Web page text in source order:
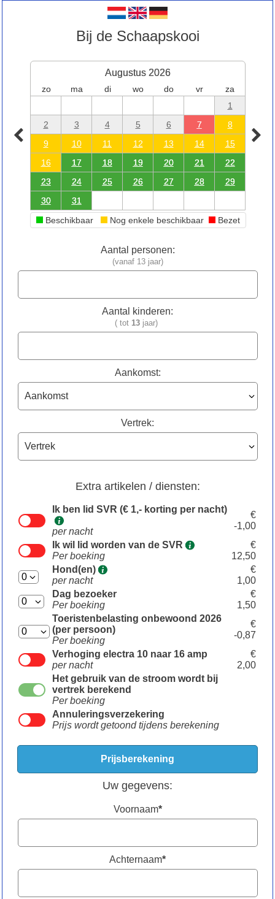
Bij de Schaapskooi
Augustus 2026
zo ma di wo do vr
za
1
2
3 4 5 6 7
8
9
10 11 12 13 14
15
16
17 18 19 20 21
22
23
24 25 26 27 28
29
30
31
Beschikbaar
Nog enkele beschikbaar Bezet
Aantal personen:
(vanaf 13 jaar)
Aantal kinderen:
( tot 13 jaar)
Aankomst:
Vertrek:
Extra artikelen / diensten:
Ik ben lid SVR (€ 1,- korting per nacht)
per nacht
€
-1,00
Ik wil lid worden van de SVR
Per boeking
€
12,50
Hond(en)
per nacht
€
1,00
Dag bezoeker
Per boeking
€
1,50
Toeristenbelasting onbewoond 2026
(per persoon)
Per boeking
€
-0,87
Verhoging electra 10 naar 16 amp
per nacht
€
2,00
Het gebruik van de stroom wordt bij
vertrek berekend
Per boeking
Annuleringsverzekering
Prijs wordt getoond tijdens berekening
Uw gegevens:
Voornaam*
Achternaam*